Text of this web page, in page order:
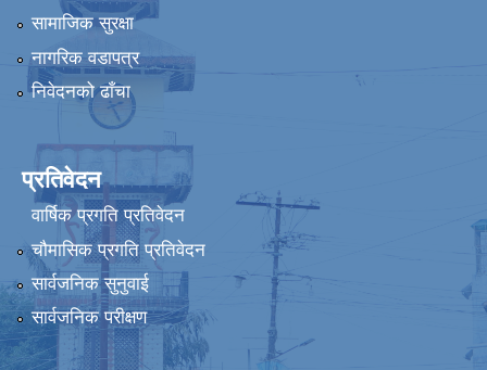
सामाजिक सुरक्षा
नागरिक वडापत्र
निवेदनको ढाँचा
प्रतिवेदन
वार्षिक प्रगति प्रतिवेदन
चौमासिक प्रगति प्रतिवेदन
सार्वजनिक सुनुवाई
सार्वजनिक परीक्षण